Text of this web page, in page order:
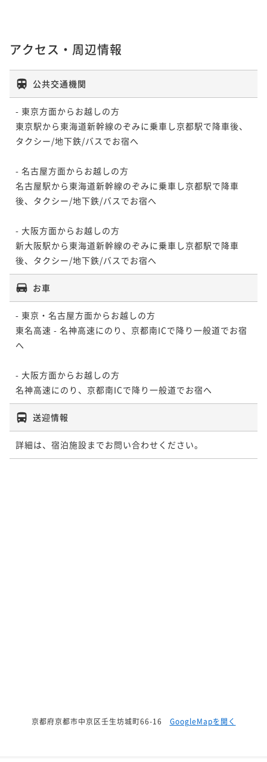
アクセス・周辺情報
公共交通機関
- 東京方面からお越しの方
東京駅から東海道新幹線のぞみに乗車し京都駅で降車後、
タクシー/地下鉄/バスでお宿へ
- 名古屋方面からお越しの方
名古屋駅から東海道新幹線のぞみに乗車し京都駅で降車
後、タクシー/地下鉄/バスでお宿へ
- 大阪方面からお越しの方
新大阪駅から東海道新幹線のぞみに乗車し京都駅で降車
後、タクシー/地下鉄/バスでお宿へ
お車
- 東京・名古屋方面からお越しの方
東名高速 - 名神高速にのり、京都南ICで降り一般道でお宿
へ
- 大阪方面からお越しの方
名神高速にのり、京都南ICで降り一般道でお宿へ
送迎情報
詳細は、宿泊施設までお問い合わせください。
京都府京都市中京区壬生坊城町66-16 GoogleMapを開く